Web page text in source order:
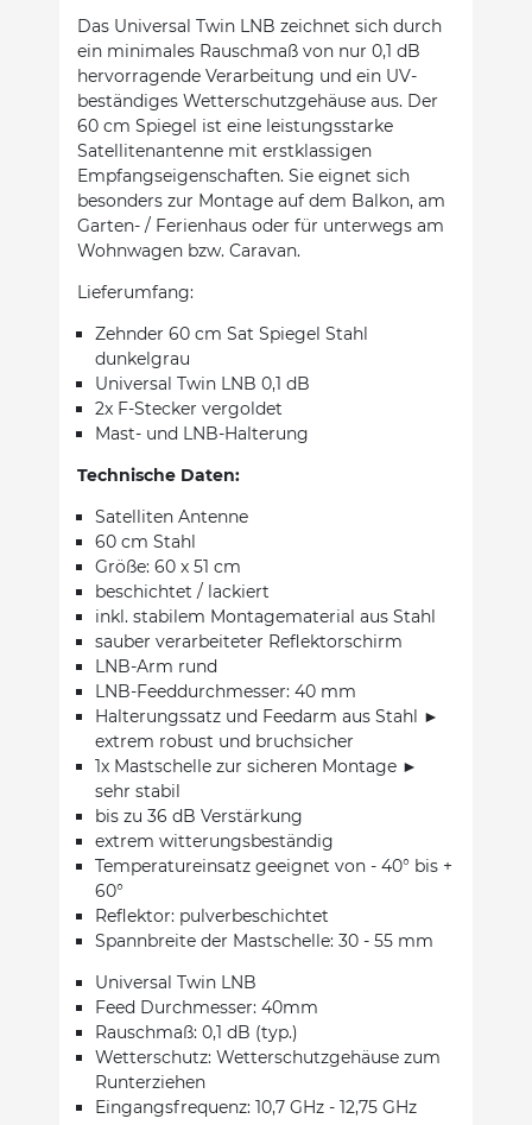
Das Universal Twin LNB zeichnet sich durch
ein minimales Rauschmaß von nur 0,1 dB
hervorragende Verarbeitung und ein UV-
beständiges Wetterschutzgehäuse aus. Der
60 cm Spiegel ist eine leistungsstarke
Satellitenantenne mit erstklassigen
Empfangseigenschaften. Sie eignet sich
besonders zur Montage auf dem Balkon, am
Garten- / Ferienhaus oder für unterwegs am
Wohnwagen bzw. Caravan.
Lieferumfang:
Zehnder 60 cm Sat Spiegel Stahl
dunkelgrau
Universal Twin LNB 0,1 dB
2x F-Stecker vergoldet
Mast- und LNB-Halterung
Technische Daten:
Satelliten Antenne
60 cm Stahl
Größe: 60 x 51 cm
beschichtet / lackiert
inkl. stabilem Montagematerial aus Stahl
sauber verarbeiteter Reflektorschirm
LNB-Arm rund
LNB-Feeddurchmesser: 40 mm
Halterungssatz und Feedarm aus Stahl ►
extrem robust und bruchsicher
1x Mastschelle zur sicheren Montage ►
sehr stabil
bis zu 36 dB Verstärkung
extrem witterungsbeständig
Temperatureinsatz geeignet von - 40° bis +
60°
Reflektor: pulverbeschichtet
Spannbreite der Mastschelle: 30 - 55 mm
Universal Twin LNB
Feed Durchmesser: 40mm
Rauschmaß: 0,1 dB (typ.)
Wetterschutz: Wetterschutzgehäuse zum
Runterziehen
Eingangsfrequenz: 10,7 GHz - 12,75 GHz